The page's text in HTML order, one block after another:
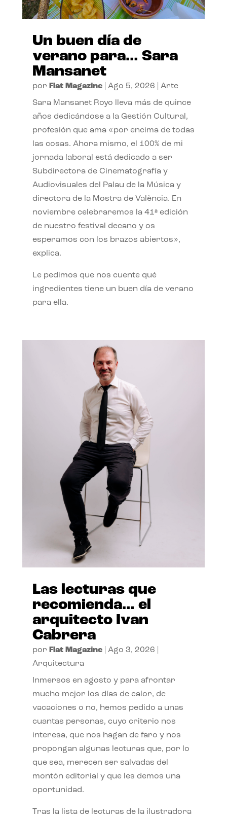
Un buen día de
verano para… Sara
Mansanet
por Flat Magazine| Ago 5, 2026 Arte
Sara Mansanet Royo lleva más de quince
años dedicándose a la Gestión Cultural,
profesión que ama «por encima de todas
las cosas. Ahora mismo, el 100% de mi
jornada laboral está dedicado a ser
Subdirectora de Cinematografía y
Audiovisuales del Palau de la Música y
directora de la Mostra de València. En
noviembre celebraremos la 41ª edición
de nuestro festival decano y os
esperamos con los brazos abiertos»,
explica.
Le pedimos que nos cuente qué
ingredientes tiene un buen día de verano
para ella.
Las lecturas que
recomienda… el
arquitecto Ivan
Cabrera
por Flat Magazine| Ago 3, 2026
Arquitectura
Inmersos en agosto y para afrontar
mucho mejor los días de calor, de
vacaciones o no, hemos pedido a unas
cuantas personas, cuyo criterio nos
interesa, que nos hagan de faro y nos
propongan algunas lecturas que, por lo
que sea, merecen ser salvadas del
montón editorial y que les demos una
oportunidad.
Tras la lista de lecturas de la ilustradora